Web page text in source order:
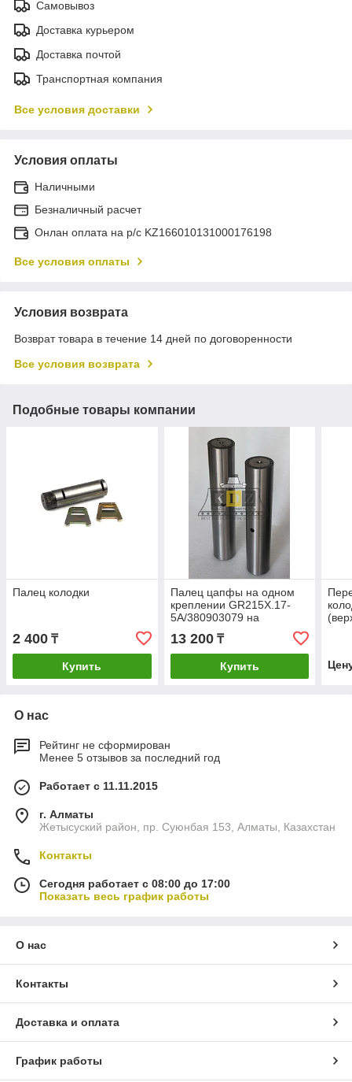
Самовывоз
Доставка курьером
Доставка почтой
Транспортная компания
Все условия доставки
Условия оплаты
Наличными
Безналичный расчет
Онлан оплата на р/с KZ166010131000176198
Все условия оплаты
Условия возврата
Возврат товара в течение 14 дней по договоренности
Все условия возврата
Подобные товары компании
Палец колодки
2 400 ₸
Купить
Палец цапфы на одном
креплении GR215X.17-
5A/380903079 на
GR215, GR180
13 200₸
Купить
О нас
Рейтинг не сформирован
Менее 5 отзывов за последний год
Работает с 11.11.2015
г. Алматы
Жетысуский район, пр. Суюнбая 153, Алматы, Казахстан
Контакты
Сегодня работает с 08:00 до 17:00
Показать весь график работы
О нас
Контакты
Доставка и оплата
График работы